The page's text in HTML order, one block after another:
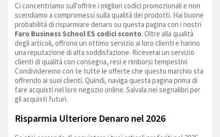
Ci concentriamo sull'offrire i migliori codici promozionali e non
scendiamo a compromessi sulla qualità dei prodotti. Hai buone
probabilità di risparmiare denaro su questa pagina con i nostri
Faro Business School ES codici sconto. Oltre alla qualità
degli articoli, offrono un ottimo servizio ai loro clienti e hanno
una reputazione di alta soddisfazione. Riceverai un servizio
clienti di qualità con consegna, resi e rimborsi tempestivi.
Condivideremo con te tutte le offerte che questo marchio sta
offrendo ai suoi clienti. Quindi, naviga questa pagina prima di
fare acquisti nel loro negozio online. Salvala nei segnalibri per
gli acquisti futuri.
Risparmia Ulteriore Denaro nel 2026